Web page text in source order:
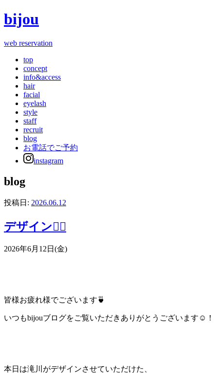
bijou
web reservation
top
concept
info&access
hair
facial
eyelash
style
staff
recruit
blog
お電話でご予約
instagram
blog
投稿日: 2026.06.12
デザイン👱‍♀️
2026年6月12日(金)
皆様お疲れ様でございます🍵
いつもbijouブログをご覧いただきありがとうございます☺！
本日は滝川がデザインさせていただけた、